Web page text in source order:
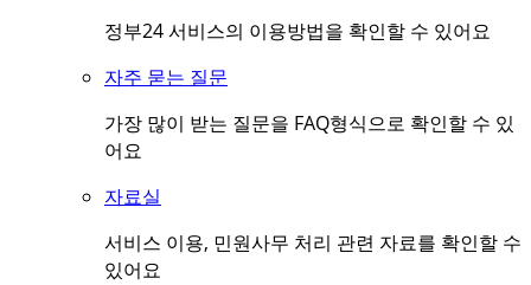
정부24 서비스의 이용방법을 확인할 수 있어요
자주 묻는 질문
가장 많이 받는 질문을 FAQ형식으로 확인할 수 있
어요
자료실
서비스 이용, 민원사무 처리 관련 자료를 확인할 수
있어요